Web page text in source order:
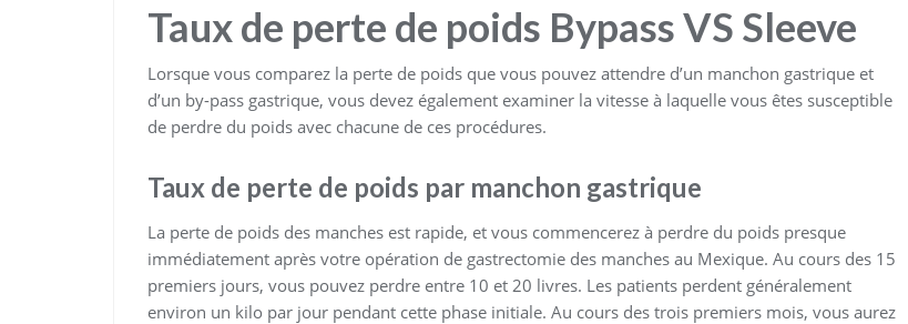
Taux de perte de poids Bypass VS Sleeve
Lorsque vous comparez la perte de poids que vous pouvez attendre d’un manchon gastrique et
d’un by-pass gastrique, vous devez également examiner la vitesse à laquelle vous êtes susceptible
de perdre du poids avec chacune de ces procédures.
Taux de perte de poids par manchon gastrique
La perte de poids des manches est rapide, et vous commencerez à perdre du poids presque
immédiatement après votre opération de gastrectomie des manches au Mexique. Au cours des 15
premiers jours, vous pouvez perdre entre 10 et 20 livres. Les patients perdent généralement
environ un kilo par jour pendant cette phase initiale. Au cours des trois premiers mois, vous aurez